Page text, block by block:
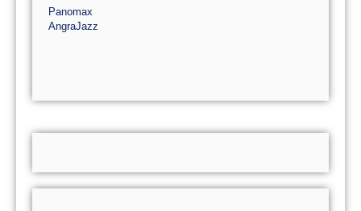
Panomax
AngraJazz